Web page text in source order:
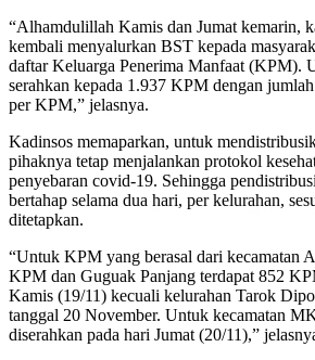
“Alhamdulillah Kamis dan Jumat kemarin,
kembali menyalurkan BST kepada
daftar Keluarga Penerima Manfaat (KPM).
serahkan kepada 1.937 KPM dengan
per KPM,” jelasnya.
Kadinsos memaparkan, untuk
pihaknya tetap menjalankan protokol
penyebaran covid-19. Sehingga
bertahap selama dua hari, per kelurahan,
ditetapkan.
“Untuk KPM yang berasal dari kecamatan
KPM dan Guguak Panjang terdapat 852
Kamis (19/11) kecuali kelurahan Tarok
tanggal 20 November. Untuk kecamatan
diserahkan pada hari Jumat (20/11),”